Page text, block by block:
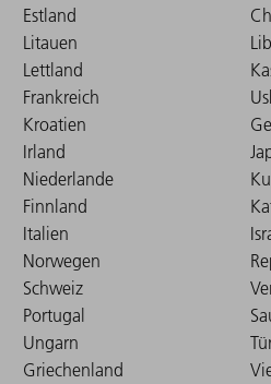
Estland
Litauen
Lettland
Frankreich
Kroatien
Irland
Niederlande
Finnland
Italien
Norwegen
Schweiz
Portugal
Ungarn
Griechenland